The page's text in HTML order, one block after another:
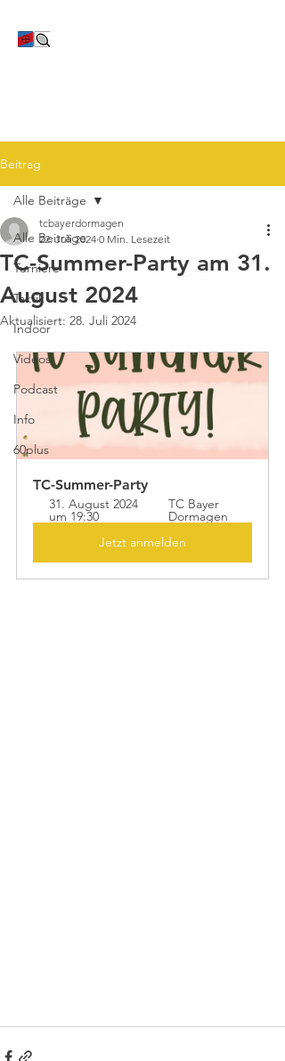
Beitrag
Alle Beiträge
Turniere
Taktik
Indoor
Videos
Podcast
Info
60plus
Alle Beiträge
TC-Summer-Party am 31.
August 2024
tcbayerdormagen
22. Juli 2024 0 Min. Lesezeit
Aktualisiert: 28. Juli 2024
TC-Summer-Party
31. August 2024
um 19:30
TC Bayer
Dormagen
Jetzt anmelden